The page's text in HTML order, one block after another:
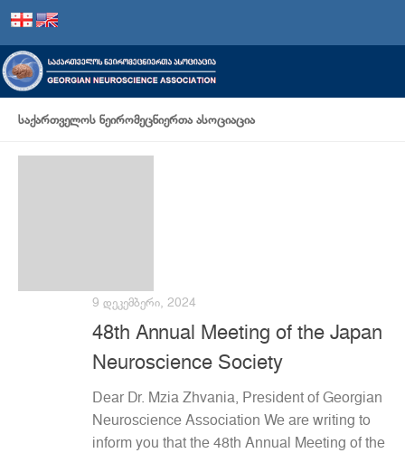
Skip to content
ᲡᲐᲥᲐᲠᲗᲕᲔᲚᲝᲡ ᲜᲔᲘᲠᲝᲛᲔᲪᲜᲘᲔᲠᲗᲐ ᲐᲡᲝᲪᲘᲐᲪᲘᲐ
9 ᲓᲔᲙᲔᲛᲑᲔᲠᲘ, 2024
48th Annual Meeting of the Japan
Neuroscience Society
Dear Dr. Mzia Zhvania, President of Georgian
Neuroscience Association We are writing to
inform you that the 48th Annual Meeting of the